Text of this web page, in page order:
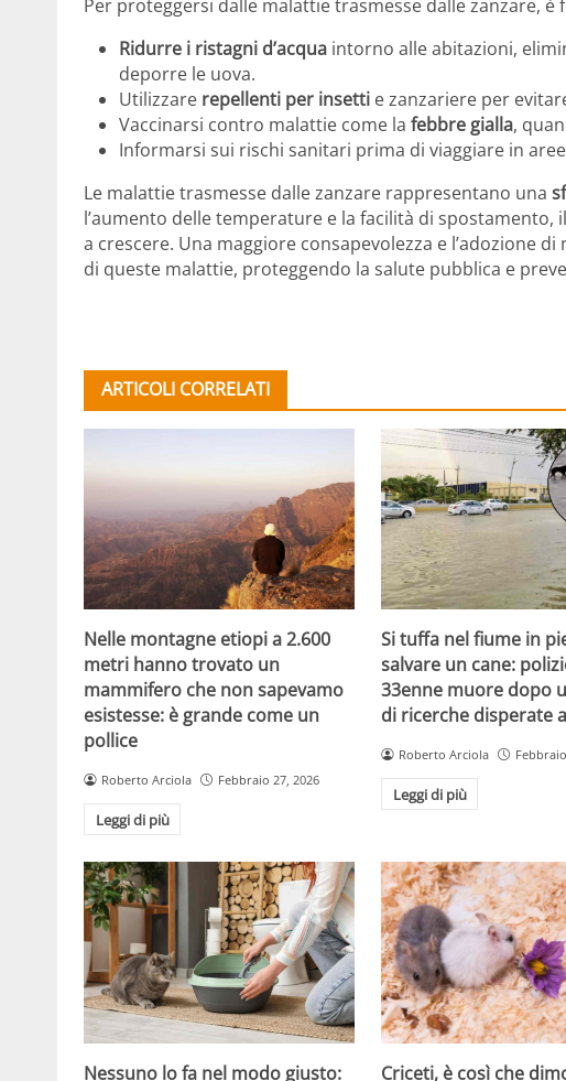
Per proteggersi dalle malattie trasmesse dalle zanzare,
Ridurre i ristagni d’acqua intorno alle abitazioni,
deporre le uova.
Utilizzare repellenti per insetti e zanzariere per
Vaccinarsi contro malattie come la febbre gialla,
Informarsi sui rischi sanitari prima di viaggiare in
Le malattie trasmesse dalle zanzare rappresentano una
l’aumento delle temperature e la facilità di
a crescere. Una maggiore consapevolezza e l’adozione
di queste malattie, proteggendo la salute pubblica e
ARTICOLI CORRELATI
Nelle montagne etiopi a 2.600
metri hanno trovato un
mammifero che non sapevamo
esistesse: è grande come un
pollice
Roberto Arciola Febbraio 27, 2026
Leggi di più
Si tuffa nel fiume in
salvare un cane:
33enne muore dopo
di ricerche disperate
Roberto Arciola
Leggi di più
Nessuno lo fa nel modo giusto: Criceti, è così che